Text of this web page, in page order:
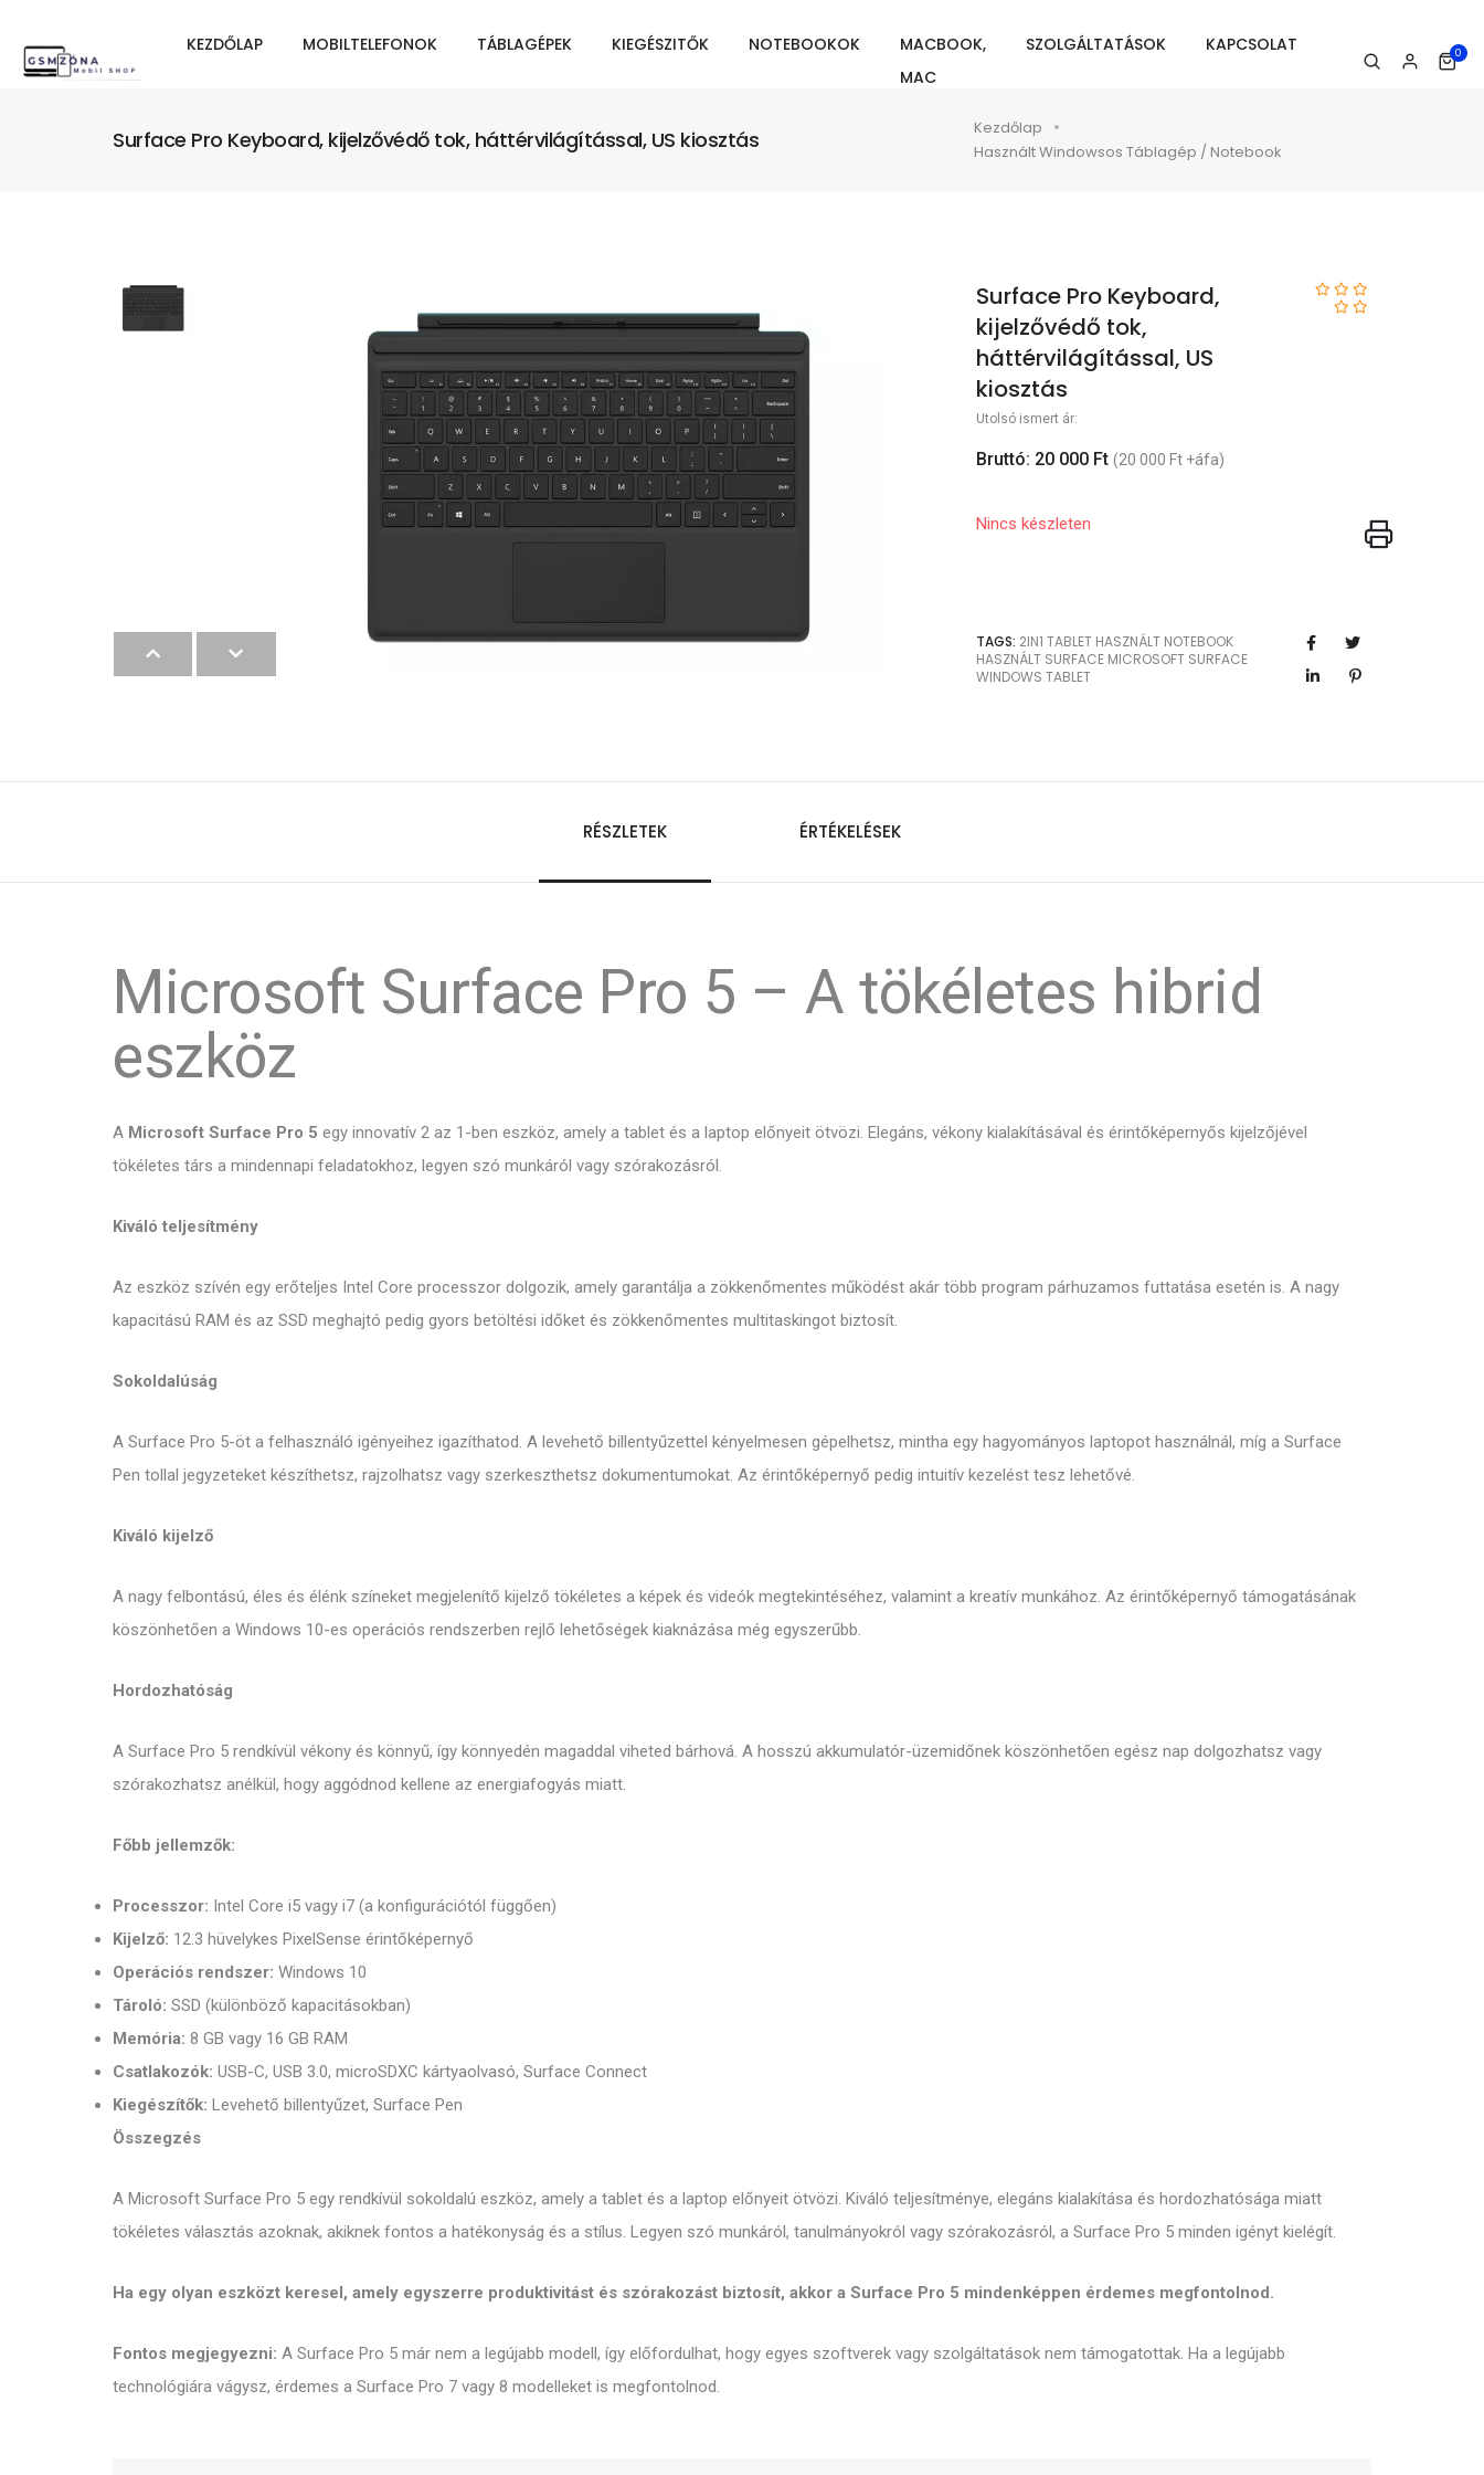
KEZDŐLAP MOBILTELEFONOK TÁBLAGÉPEK KIEGÉSZITŐK NOTEBOOKOK
MACBOOK,
MAC
SZOLGÁLTATÁSOK KAPCSOLAT 0
Surface Pro Keyboard, kijelzővédő tok, háttérvilágítással, US kiosztás
Kezdőlap
Használt Windowsos Táblagép / Notebook
Surface Pro Keyboard,
kijelzővédő tok,
háttérvilágítással, US
kiosztás
Utolsó ismert ár:
Bruttó: 20 000 Ft (20 000 Ft +áfa)
Nincs készleten
TAGS: 2IN1 TABLET HASZNÁLT NOTEBOOK
HASZNÁLT SURFACE MICROSOFT SURFACE
WINDOWS TABLET
RÉSZLETEK ÉRTÉKELÉSEK
Microsoft Surface Pro 5 – A tökéletes hibrid
eszköz
A Microsoft Surface Pro 5 egy innovatív 2 az 1-ben eszköz, amely a tablet és a laptop előnyeit ötvözi. Elegáns, vékony kialakításával és érintőképernyős kijelzőjével
tökéletes társ a mindennapi feladatokhoz, legyen szó munkáról vagy szórakozásról.
Kiváló teljesítmény
Az eszköz szívén egy erőteljes Intel Core processzor dolgozik, amely garantálja a zökkenőmentes működést akár több program párhuzamos futtatása esetén is. A nagy
kapacitású RAM és az SSD meghajtó pedig gyors betöltési időket és zökkenőmentes multitaskingot biztosít.
Sokoldalúság
A Surface Pro 5-öt a felhasználó igényeihez igazíthatod. A levehető billentyűzettel kényelmesen gépelhetsz, mintha egy hagyományos laptopot használnál, míg a Surface
Pen tollal jegyzeteket készíthetsz, rajzolhatsz vagy szerkeszthetsz dokumentumokat. Az érintőképernyő pedig intuitív kezelést tesz lehetővé.
Kiváló kijelző
A nagy felbontású, éles és élénk színeket megjelenítő kijelző tökéletes a képek és videók megtekintéséhez, valamint a kreatív munkához. Az érintőképernyő támogatásának
köszönhetően a Windows 10-es operációs rendszerben rejlő lehetőségek kiaknázása még egyszerűbb.
Hordozhatóság
A Surface Pro 5 rendkívül vékony és könnyű, így könnyedén magaddal viheted bárhová. A hosszú akkumulatór-üzemidőnek köszönhetően egész nap dolgozhatsz vagy
szórakozhatsz anélkül, hogy aggódnod kellene az energiafogyás miatt.
Főbb jellemzők:
Processzor: Intel Core i5 vagy i7 (a konfigurációtól függően)
Kijelző: 12.3 hüvelykes PixelSense érintőképernyő
Operációs rendszer: Windows 10
Tároló: SSD (különböző kapacitásokban)
Memória: 8 GB vagy 16 GB RAM
Csatlakozók: USB-C, USB 3.0, microSDXC kártyaolvasó, Surface Connect
Kiegészítők: Levehető billentyűzet, Surface Pen
Összegzés
A Microsoft Surface Pro 5 egy rendkívül sokoldalú eszköz, amely a tablet és a laptop előnyeit ötvözi. Kiváló teljesítménye, elegáns kialakítása és hordozhatósága miatt
tökéletes választás azoknak, akiknek fontos a hatékonyság és a stílus. Legyen szó munkáról, tanulmányokról vagy szórakozásról, a Surface Pro 5 minden igényt kielégít.
Ha egy olyan eszközt keresel, amely egyszerre produktivitást és szórakozást biztosít, akkor a Surface Pro 5 mindenképpen érdemes megfontolnod.
Fontos megjegyezni: A Surface Pro 5 már nem a legújabb modell, így előfordulhat, hogy egyes szoftverek vagy szolgáltatások nem támogatottak. Ha a legújabb
technológiára vágysz, érdemes a Surface Pro 7 vagy 8 modelleket is megfontolnod.